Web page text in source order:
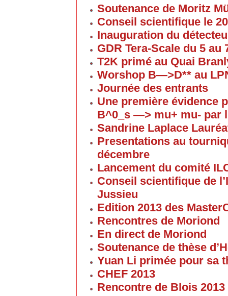
Soutenance de Moritz
Conseil scientifique le
Inauguration du
GDR Tera-Scale du 5
T2K primé au Quai
Worshop B—>D** au
Journée des entrants
Une première évidence
B^0_s —> mu+ mu- par
Sandrine Laplace
Presentations au
décembre
Lancement du comité
Conseil scientifique de
Jussieu
Edition 2013 des
Rencontres de Moriond
En direct de Moriond
Soutenance de thèse
Yuan Li primée pour sa
CHEF 2013
Rencontre de Blois 2013